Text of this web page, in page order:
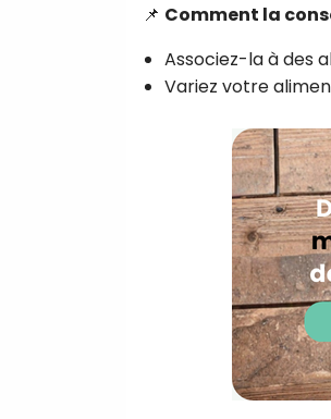
📌 Comment la
Associez-la à des
Variez votre